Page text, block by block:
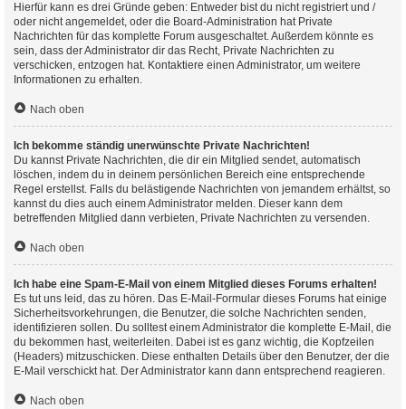
Hierfür kann es drei Gründe geben: Entweder bist du nicht registriert und /
oder nicht angemeldet, oder die Board-Administration hat Private
Nachrichten für das komplette Forum ausgeschaltet. Außerdem könnte es
sein, dass der Administrator dir das Recht, Private Nachrichten zu
verschicken, entzogen hat. Kontaktiere einen Administrator, um weitere
Informationen zu erhalten.
Nach oben
Ich bekomme ständig unerwünschte Private Nachrichten!
Du kannst Private Nachrichten, die dir ein Mitglied sendet, automatisch
löschen, indem du in deinem persönlichen Bereich eine entsprechende
Regel erstellst. Falls du belästigende Nachrichten von jemandem erhältst, so
kannst du dies auch einem Administrator melden. Dieser kann dem
betreffenden Mitglied dann verbieten, Private Nachrichten zu versenden.
Nach oben
Ich habe eine Spam-E-Mail von einem Mitglied dieses Forums erhalten!
Es tut uns leid, das zu hören. Das E-Mail-Formular dieses Forums hat einige
Sicherheitsvorkehrungen, die Benutzer, die solche Nachrichten senden,
identifizieren sollen. Du solltest einem Administrator die komplette E-Mail, die
du bekommen hast, weiterleiten. Dabei ist es ganz wichtig, die Kopfzeilen
(Headers) mitzuschicken. Diese enthalten Details über den Benutzer, der die
E-Mail verschickt hat. Der Administrator kann dann entsprechend reagieren.
Nach oben